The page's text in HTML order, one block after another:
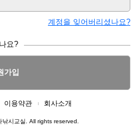
계정을 잊어버리셨나요?
요?
가입
이용약관 회사소개
시교실. All rights reserved.